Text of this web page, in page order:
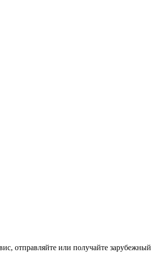
отправляйте или получайте зарубежный